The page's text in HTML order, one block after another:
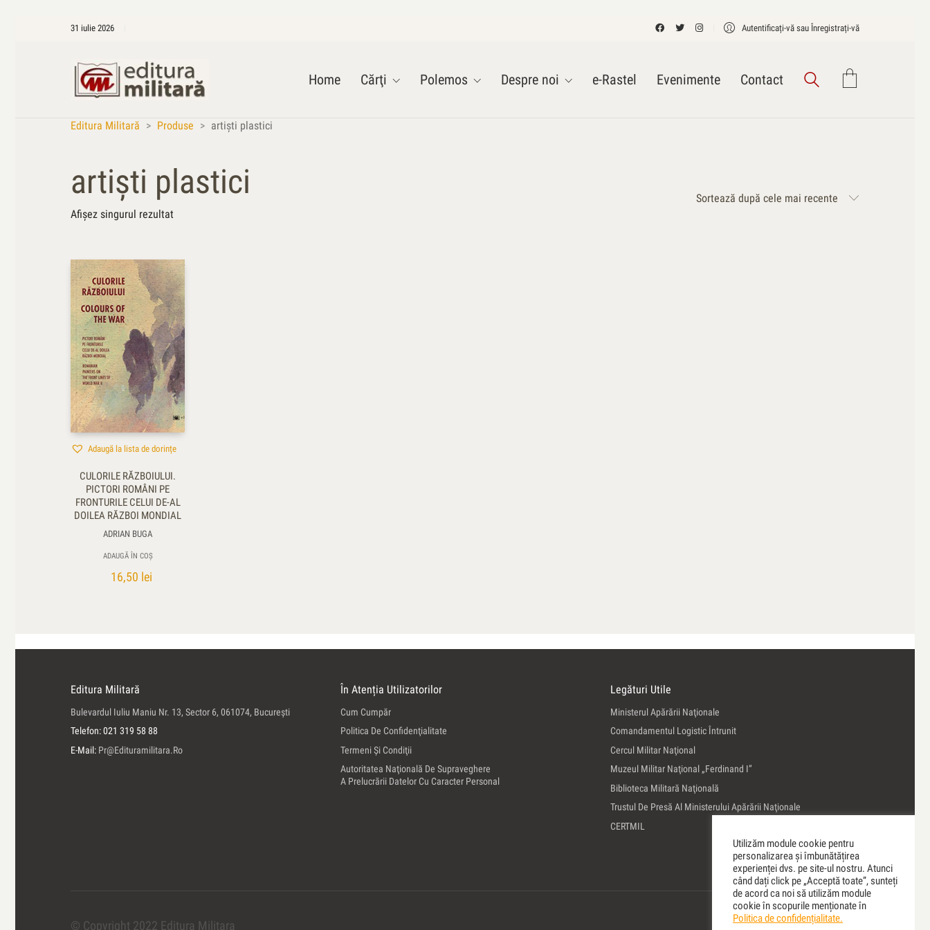
31 iulie 2026 Autentificați-vă sau Înregistrați-vă
Home Cărţi Polemos Despre noi e-Rastel Evenimente Contact
Editura Militară > Produse > artişti plastici
artişti plastici
Afișez singurul rezultat
Sortează după cele mai recente
Adaugă la lista de dorințe
CULORILE RĂZBOIULUI.
PICTORI ROMÂNI PE
FRONTURILE CELUI DE-AL
DOILEA RĂZBOI MONDIAL
ADRIAN BUGA
ADAUGĂ ÎN COȘ
16,50 lei
Editura Militară
Bulevardul Iuliu Maniu Nr. 13, Sector 6, 061074, Bucureşti
Telefon: 021 319 58 88
E-Mail: Pr@edituramilitara.ro
În Atenția Utilizatorilor
Cum Cumpăr
Politica De Confidenţialitate
Termeni Şi Condiţii
Autoritatea Naţională De Supraveghere
A Prelucrării Datelor Cu Caracter Personal
Legături Utile
Ministerul Apărării Naţionale
Comandamentul Logistic Întrunit
Cercul Militar Naţional
Muzeul Militar Naţional „Ferdinand I”
Biblioteca Militară Naţională
Trustul De Presă Al Ministerului Apărării Naţionale
CERTMIL
© Copyright 2022 Editura Militara
Utilizăm module cookie pentru
personalizarea și îmbunătățirea
experienței dvs. pe site-ul nostru. Atunci
când dați click pe „Acceptă toate”, sunteți
de acord ca noi să utilizăm module
cookie în scopurile menționate în
Politica de confidențialitate.